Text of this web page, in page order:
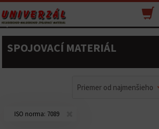
košík
SPOJOVACÍ MATERIÁL
Priemer od najmenšieho
ISO norma: 7089